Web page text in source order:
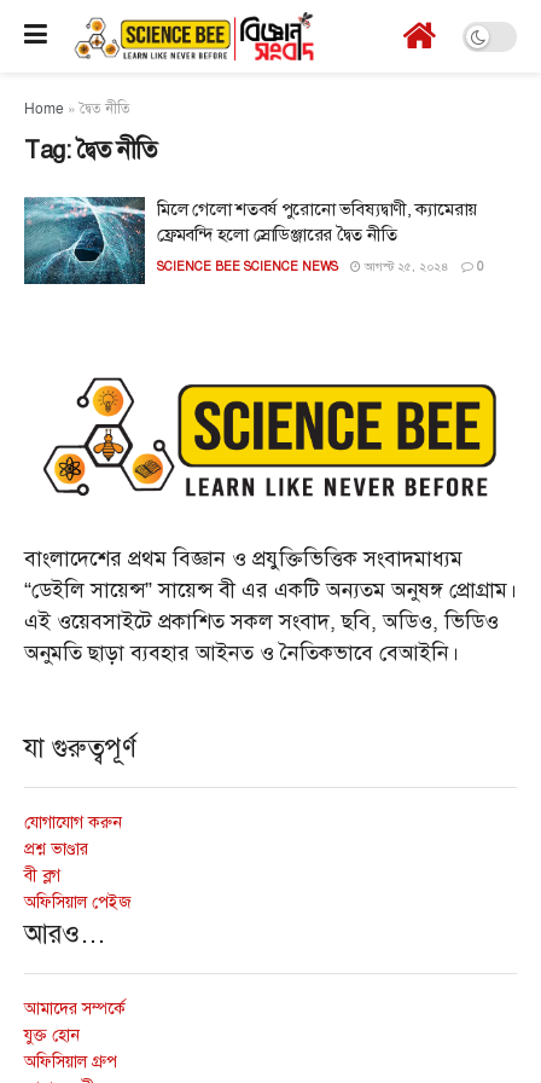
Home »দ্বৈত নীতি
Tag:দ্বৈত নীতি
মিলে গেলো শতবর্ষ পুরোনো ভবিষ্যদ্বাণী, ক্যামেরায়
ফ্রেমবন্দি হলো স্রোডিঞ্জারের দ্বৈত নীতি
SCIENCE BEE SCIENCE NEWS আগস্ট ২৫, ২০২৪ 0
বাংলাদেশের প্রথম বিজ্ঞান ও প্রযুক্তিভিত্তিক সংবাদমাধ্যম
“ডেইলি সায়েন্স” সায়েন্স বী এর একটি অন্যতম অনুষঙ্গ প্রোগ্রাম।
এই ওয়েবসাইটে প্রকাশিত সকল সংবাদ, ছবি, অডিও, ভিডিও
অনুমতি ছাড়া ব্যবহার আইনত ও নৈতিকভাবে বেআইনি।
যা গুরুত্বপূর্ণ
যোগাযোগ করুন
প্রশ্ন ভাণ্ডার
বী ব্লগ
অফিসিয়াল পেইজ
আরও…
আমাদের সম্পর্কে
যুক্ত হোন
অফিসিয়াল গ্রুপ